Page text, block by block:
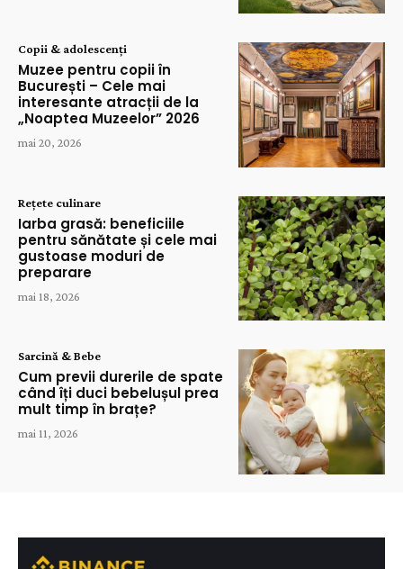
Copii & adolescenți
Muzee pentru copii în
București – Cele mai
interesante atracții de la
„Noaptea Muzeelor” 2026
mai 20, 2026
Rețete culinare
Iarba grasă: beneficiile
pentru sănătate și cele mai
gustoase moduri de
preparare
mai 18, 2026
Sarcină & Bebe
Cum previi durerile de spate
când îți duci bebelușul prea
mult timp în brațe?
mai 11, 2026